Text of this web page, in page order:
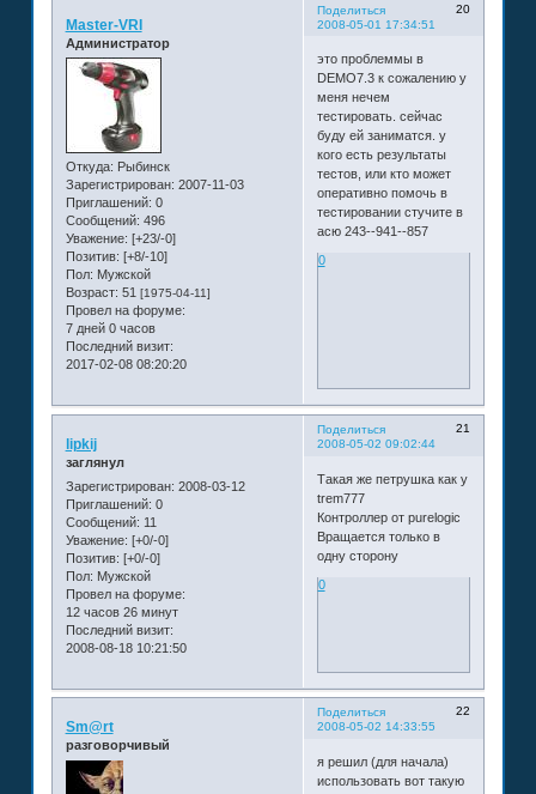
Поделиться
20
2008-05-01 17:34:51
Master-VRI
Администратор
Откуда: Рыбинск
Зарегистрирован: 2007-11-03
Приглашений: 0
Сообщений: 496
Уважение: [+23/-0]
Позитив: [+8/-10]
Пол: Мужской
Возраст: 51 [1975-04-11]
Провел на форуме:
7 дней 0 часов
Последний визит:
2017-02-08 08:20:20
это проблеммы в
DEMO7.3 к сожалению у
меня нечем
тестировать. сейчас
буду ей заниматся. у
кого есть результаты
тестов, или кто может
оперативно помочь в
тестировании стучите в
аcю 243--941--857
0
Поделиться
21
2008-05-02 09:02:44
lipkij
заглянул
Зарегистрирован: 2008-03-12
Приглашений: 0
Сообщений: 11
Уважение: [+0/-0]
Позитив: [+0/-0]
Пол: Мужской
Провел на форуме:
12 часов 26 минут
Последний визит:
2008-08-18 10:21:50
Такая же петрушка как у
trem777
Контроллер от purelogic
Вращается только в
одну сторону
0
Поделиться
22
2008-05-02 14:33:55
Sm@rt
разговорчивый
я решил (для начала)
использовать вот такую